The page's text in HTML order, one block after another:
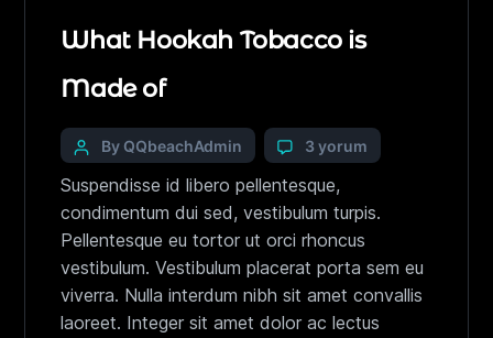
What Hookah Tobacco is
Made of
By QQbeachAdmin 3 yorum
Suspendisse id libero pellentesque,
condimentum dui sed, vestibulum turpis.
Pellentesque eu tortor ut orci rhoncus
vestibulum. Vestibulum placerat porta sem eu
viverra. Nulla interdum nibh sit amet convallis
laoreet. Integer sit amet dolor ac lectus